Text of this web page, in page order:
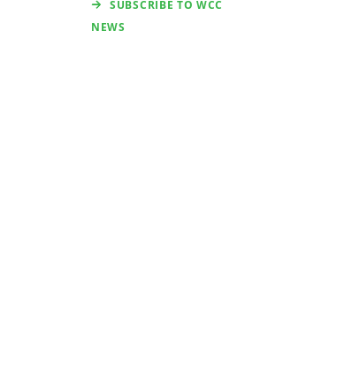
SUBSCRIBE TO WCC
NEWS